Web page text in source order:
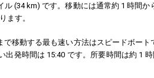
(34 km) です。移動には通常約 1 時間
ます。
移動する最も速い方法はスピードボー
出発時間は 15:40 です。所要時間は約 1